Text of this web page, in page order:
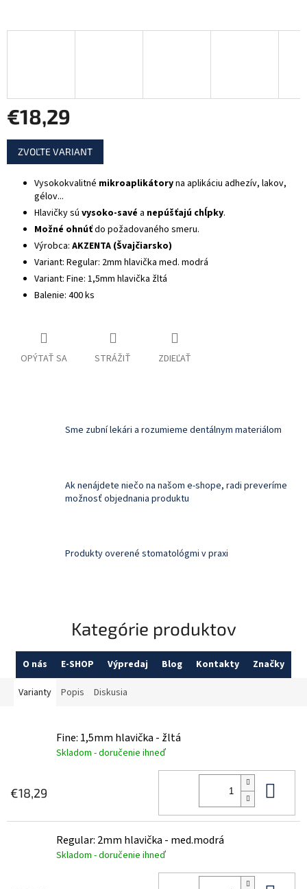
€18,29
Jednotková
cena:
ZVOĽTE VARIANT
Vysokokvalitné mikroaplikátoryna aplikáciu adhezív, lakov,
gélov...
Hlavičky sú vysoko-savé a nepúšťajú chĺpky.
Možné ohnúťdo požadovaného smeru.
Výrobca: AKZENTA (Švajčiarsko)
Variant: Regular: 2mm hlavička med. modrá
Variant: Fine: 1,5mm hlavička žltá
Balenie: 400 ks
OPÝTAŤ SA STRÁŽIŤ ZDIEĽAŤ
Sme zubní lekári a rozumieme dentálnym materiálom
Ak nenájdete niečo na našom e-shope, radi preveríme
možnosť objednania produktu
Produkty overené stomatológmi v praxi
Kategórie produktov
O nás E-SHOP Výpredaj Blog Kontakty Značky
Varianty Popis Diskusia
Fine: 1,5mm hlavička - žltá
Skladom - doručenie ihneď
€18,29
Regular: 2mm hlavička - med.modrá
Skladom - doručenie ihneď